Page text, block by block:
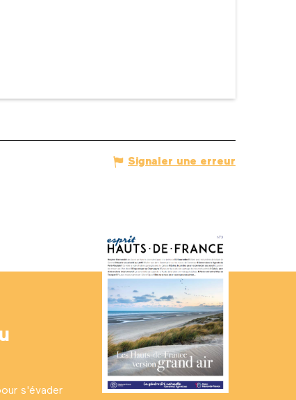
Signaler une erreur
s'évader